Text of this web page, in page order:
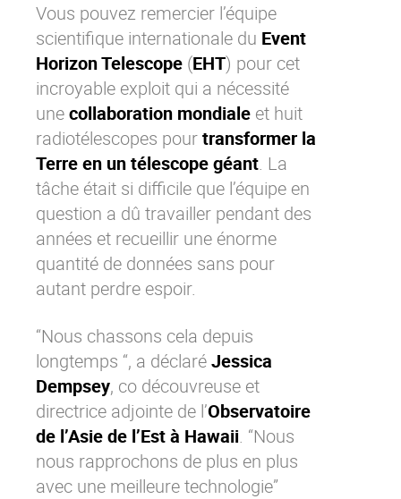
Vous pouvez remercier l’équipe
scientifique internationale du Event
Horizon Telescope (EHT) pour cet
incroyable exploit qui a nécessité
unecollaboration mondiale et huit
radiotélescopes pourtransformer la
Terre en un télescope géant. La
tâche était si difficile que l’équipe en
question a dû travailler pendant des
années et recueillir une énorme
quantité de données sans pour
autant perdre espoir.
“Nous chassons cela depuis
longtemps “, a déclaréJessica
Dempsey, co découvreuse et
directrice adjointe de l’Observatoire
de l’Asie de l’Est à Hawaii. “Nous
nous rapprochons de plus en plus
avec une meilleure technologie”